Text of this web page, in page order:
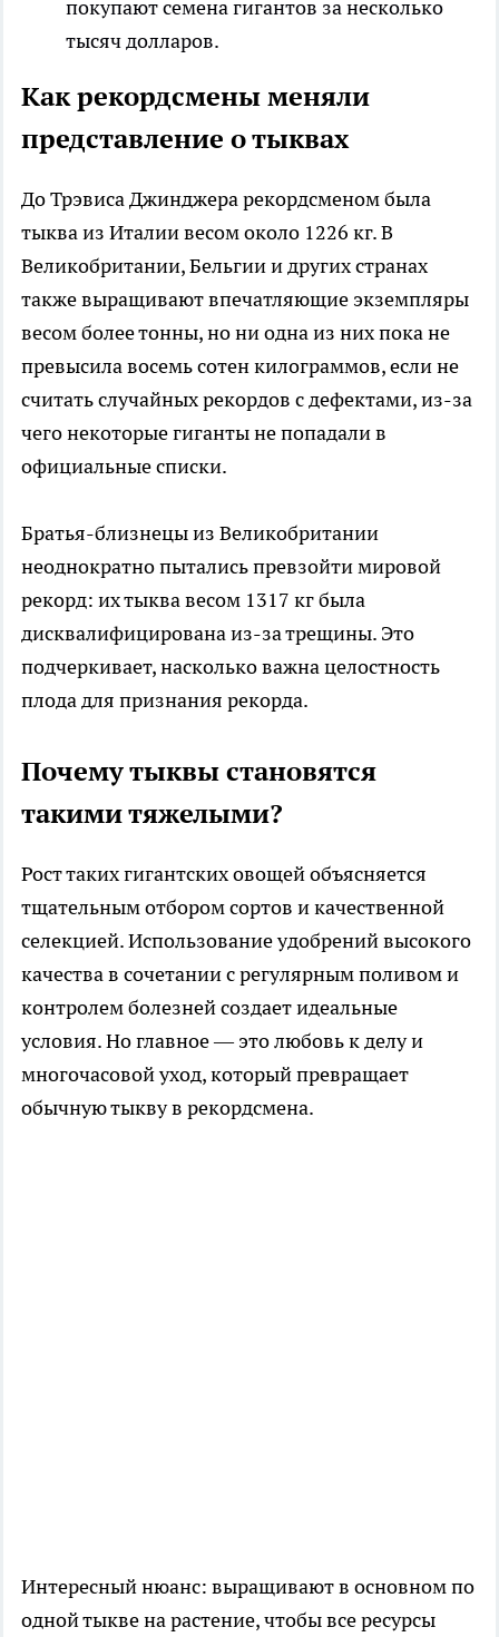
покупают семена гигантов за несколько
тысяч долларов.
Как рекордсмены меняли
представление о тыквах
До Трэвиса Джинджера рекордсменом была
тыква из Италии весом около 1226 кг. В
Великобритании, Бельгии и других странах
также выращивают впечатляющие экземпляры
весом более тонны, но ни одна из них пока не
превысила восемь сотен килограммов, если не
считать случайных рекордов с дефектами, из-за
чего некоторые гиганты не попадали в
официальные списки.
Братья-близнецы из Великобритании
неоднократно пытались превзойти мировой
рекорд: их тыква весом 1317 кг была
дисквалифицирована из-за трещины. Это
подчеркивает, насколько важна целостность
плода для признания рекорда.
Почему тыквы становятся
такими тяжелыми?
Рост таких гигантских овощей объясняется
тщательным отбором сортов и качественной
селекцией. Использование удобрений высокого
качества в сочетании с регулярным поливом и
контролем болезней создает идеальные
условия. Но главное — это любовь к делу и
многочасовой уход, который превращает
обычную тыкву в рекордсмена.
Интересный нюанс: выращивают в основном по
одной тыкве на растение, чтобы все ресурсы